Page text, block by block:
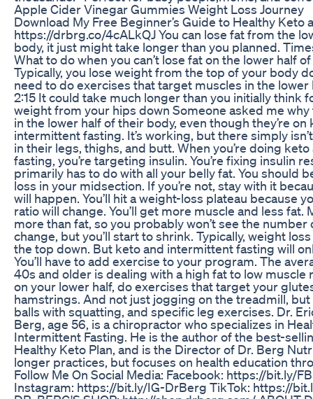
Apple Cider Vinegar Gummies Weight Loss Journey
Download My Free Beginner’s Guide to Healthy Keto
https://drbrg.co/4cALkQJ You can lose fat from the
body, it just might take longer than you planned.
What to do when you can’t lose fat on the lower half
Typically, you lose weight from the top of your body
need to do exercises that target muscles in the
2:15 It could take much longer than you initially think
weight from your hips down Someone asked me why
in the lower half of their body, even though they’re on
intermittent fasting. It’s working, but there simply
in their legs, thighs, and butt. When you’re doing
fasting, you’re targeting insulin. You’re fixing insulin
primarily has to do with all your belly fat. You should
loss in your midsection. If you’re not, stay with it
will happen. You’ll hit a weight-loss plateau because
ratio will change. You’ll get more muscle and less fat.
more than fat, so you probably won’t see the number
change, but you’ll start to shrink. Typically, weight
the top down. But keto and intermittent fasting will
You’ll have to add exercise to your program. The
40s and older is dealing with a high fat to low muscle
on your lower half, do exercises that target your
hamstrings. And not just jogging on the treadmill,
balls with squatting, and specific leg exercises. Dr.
Berg, age 56, is a chiropractor who specializes in
Intermittent Fasting. He is the author of the best-
Healthy Keto Plan, and is the Director of Dr. Berg
longer practices, but focuses on health education
Follow Me On Social Media: Facebook: https://bit.ly/
Instagram: https://bit.ly/IG-DrBerg TikTok: https://